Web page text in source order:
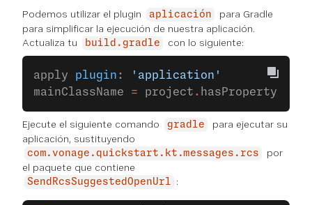
Podemos utilizar el plugin aplicación
para Gradle
para simplificar la ejecución de nuestra aplicación.
Actualiza tu
build.gradle con lo siguiente:
apply plugin :
'application'
mainClassName = project . hasProperty(
Ejecute el siguiente comando gradle
para ejecutar su
aplicación, sustituyendo
com.vonage.quickstart.kt.messages.rcs
por
el paquete que contiene
SendRcsSuggestedOpenUrl :